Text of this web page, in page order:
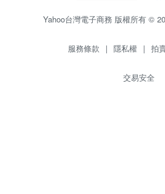
Yahoo台灣電子商務 版權所有 ©
服務條款 | 隱私權 | 拍
交易安全